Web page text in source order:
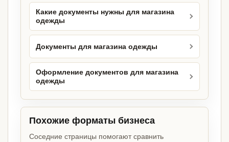
Какие документы нужны для магазина
одежды
Документы для магазина одежды
Оформление документов для магазина
одежды
Похожие форматы бизнеса
Соседние страницы помогают сравнить